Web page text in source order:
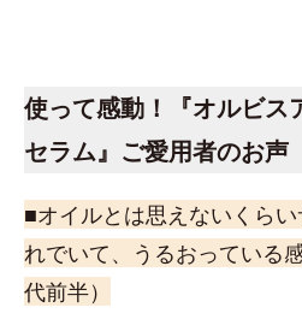
使って感動！『オルビス
セラム』ご愛用者のお声
■オイルとは思えないくら
れでいて、うるおっている
代前半）